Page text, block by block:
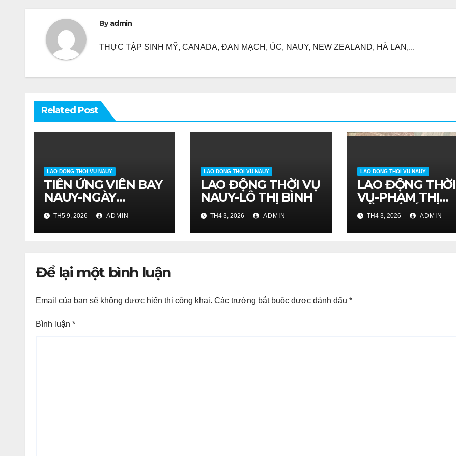
Byadmin
THỰC TẬP SINH MỸ, CANADA, ĐAN MẠCH, ÚC, NAUY, NEW ZEALAND, HÀ LAN,...
Related Post
LAO DONG THOI VU NAUY
TIỄN ỨNG VIÊN BAY
NAUY-NGÀY
21/04/2026
TH5 9, 2026 ADMIN
LAO DONG THOI VU NAUY
LAO ĐỘNG THỜI VỤ
NAUY-LÔ THỊ BÌNH
TH4 3, 2026 ADMIN
LAO DONG THOI VU NAUY
LAO ĐỘNG THỜI
VỤ-PHẠM THỊ
HỒNG HIẾU
TH4 3, 2026 ADMIN
Để lại một bình luận
Email của bạn sẽ không được hiển thị công khai. Các trường bắt buộc được đánh dấu *
Bình luận *